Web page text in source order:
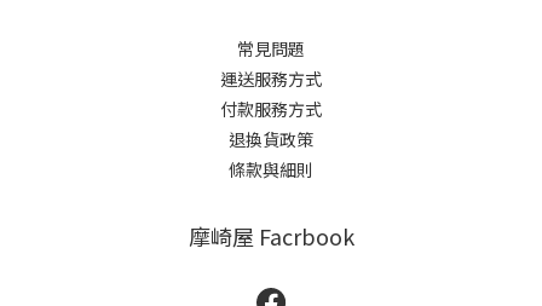
常見問題
運送服務方式
付款服務方式
退換貨政策
條款與細則
摩崎屋 Facrbook